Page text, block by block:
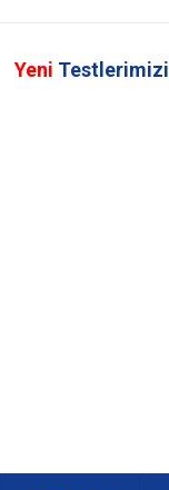
Yeni Testlerimizi